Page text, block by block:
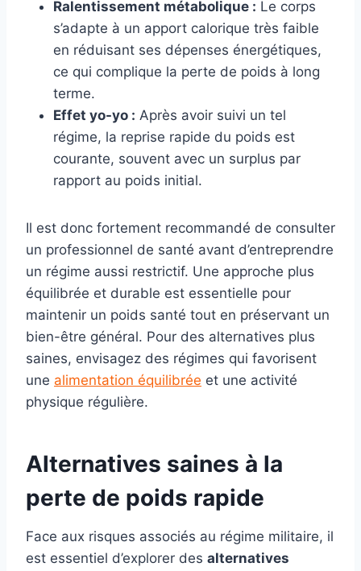
Ralentissement métabolique : Le corps
s’adapte à un apport calorique très faible
en réduisant ses dépenses énergétiques,
ce qui complique la perte de poids à long
terme.
Effet yo-yo : Après avoir suivi un tel
régime, la reprise rapide du poids est
courante, souvent avec un surplus par
rapport au poids initial.
Il est donc fortement recommandé de consulter
un professionnel de santé avant d’entreprendre
un régime aussi restrictif. Une approche plus
équilibrée et durable est essentielle pour
maintenir un poids santé tout en préservant un
bien-être général. Pour des alternatives plus
saines, envisagez des régimes qui favorisent
une alimentation équilibrée et une activité
physique régulière.
Alternatives saines à la
perte de poids rapide
Face aux risques associés au régime militaire, il
est essentiel d’explorer des alternatives